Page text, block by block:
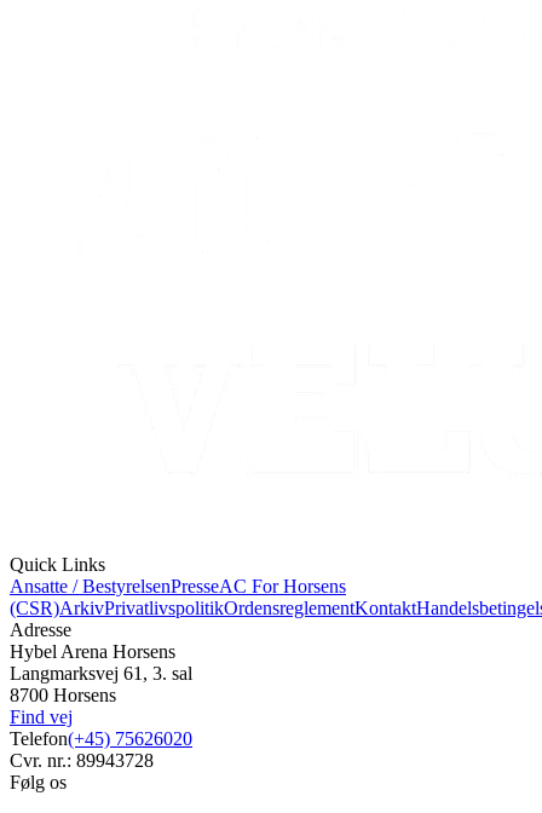
Quick Links
Ansatte / BestyrelsenPresseAC For Horsens
(CSR)ArkivPrivatlivspolitikOrdensreglementKontakt
Adresse
Hybel Arena Horsens
Langmarksvej 61, 3. sal
8700 Horsens
Find vej
Telefon(+45) 75626020
Cvr. nr.: 89943728
Følg os